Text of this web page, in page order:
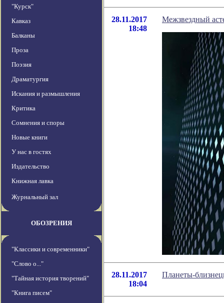
"Курск"
Кавказ
Балканы
Проза
Поэзия
Драматургия
Искания и размышления
Критика
Сомнения и споры
Новые книги
У нас в гостях
Издательство
Книжная лавка
Журнальный зал
ОБОЗРЕНИЯ
"Классики и современники"
"Слово о..."
"Тайная история творений"
"Книга писем"
28.11.2017
18:48
Межзвездный
28.11.2017
18:04
Планеты-